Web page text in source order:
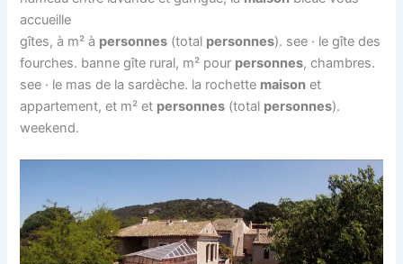
accueille
gîtes, à m² à personnes (total personnes). see · le gîte des
fourches. banne gîte rural, m² pour personnes, chambres.
see · le mas de la sardèche. la rochette maison et
appartement, et m² et personnes (total personnes).
weekend.